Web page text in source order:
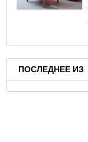
ПОСЛЕДНЕЕ ИЗ